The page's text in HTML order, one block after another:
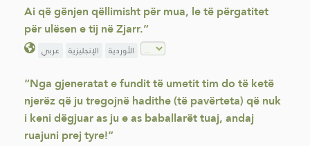
Ai që gënjen qëllimisht për mua, le të përgatitet
për ulësen e tij në Zjarr.”
عربي الإنجليزية الأوردية
“Nga gjeneratat e fundit të umetit tim do të ketë
njerëz që ju tregojnë hadithe (të pavërteta) që nuk
i keni dëgjuar as ju e as baballarët tuaj, andaj
ruajuni prej tyre!”